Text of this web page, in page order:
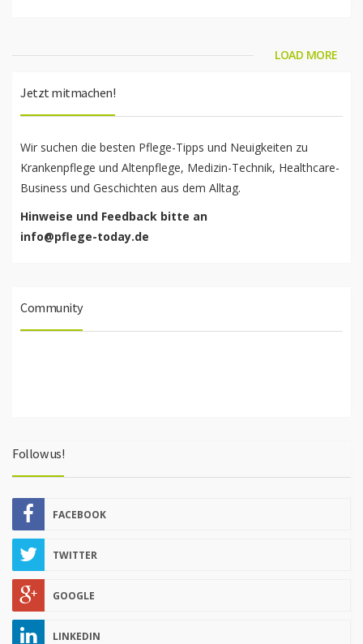
LOAD MORE
Jetzt mitmachen!
Wir suchen die besten Pflege-Tipps und Neuigkeiten zu
Krankenpflege und Altenpflege, Medizin-Technik, Healthcare-
Business und Geschichten aus dem Alltag.
Hinweise und Feedback bitte an
info@pflege-today.de
Community
Follow us!
FACEBOOK
TWITTER
GOOGLE
LINKEDIN